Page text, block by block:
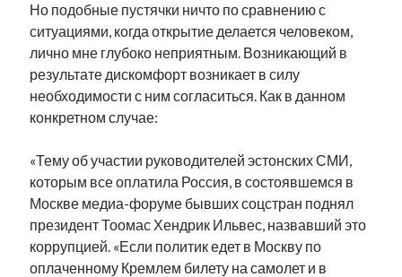
Но подобные пустячки ничто по сравнению с
ситуациями, когда открытие делается человеком,
лично мне глубоко неприятным. Возникающий в
результате дискомфорт возникает в силу
необходимости с ним согласиться. Как в данном
конкретном случае:
«Тему об участии руководителей эстонских СМИ,
которым все оплатила Россия, в состоявшемся в
Москве медиа-форуме бывших соцстран поднял
президент Тоомас Хендрик Ильвес, назвавший это
коррупцией. «Если политик едет в Москву по
оплаченному Кремлем билету на самолет и в